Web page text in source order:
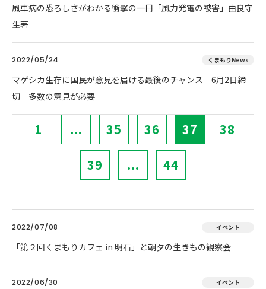
風車病の恐ろしさがわかる衝撃の一冊「風力発電の被害」由良守
生著
2022/05/24 くまもりNews
マゲシカ生存に国民が意見を届ける最後のチャンス 6月2日締
切 多数の意見が必要
1 ... 35 36 37 38
39 ... 44
2022/07/08 イベント
「第２回くまもりカフェ in 明石」と朝夕の生きもの観察会
2022/06/30 イベント